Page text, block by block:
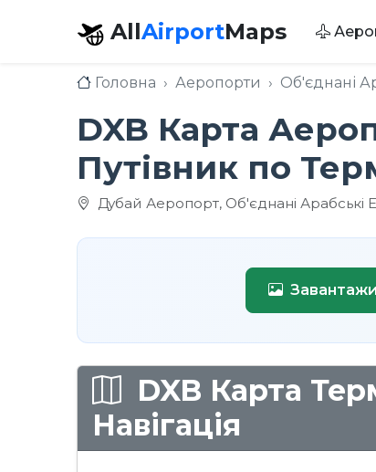
AllAirportMaps
Головна Аеропорти Об'єднані
DXB Карта
Путівник по
Дубай Аеропорт, Об'єднані Арабські
DXB Карта
Навігація